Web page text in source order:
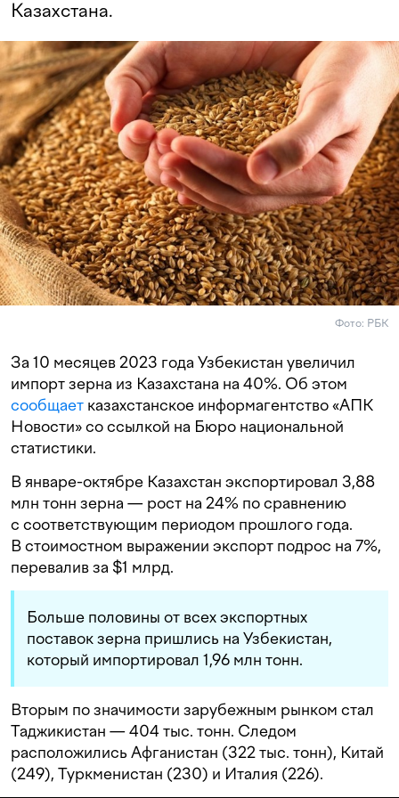
Казахстана.
Фото: РБК
За 10 месяцев 2023 года Узбекистан увеличил
импорт зерна из Казахстана на 40%. Об этом
сообщает казахстанское информагентство «АПК
Новости» со ссылкой на Бюро национальной
статистики.
В январе-октябре Казахстан экспортировал 3,88
млн тонн зерна — рост на 24% по сравнению
с соответствующим периодом прошлого года.
В стоимостном выражении экспорт подрос на 7%,
перевалив за $1 млрд.
Больше половины от всех экспортных
поставок зерна пришлись на Узбекистан,
который импортировал 1,96 млн тонн.
Вторым по значимости зарубежным рынком стал
Таджикистан — 404 тыс. тонн. Следом
расположились Афганистан (322 тыс. тонн), Китай
(249), Туркменистан (230) и Италия (226).